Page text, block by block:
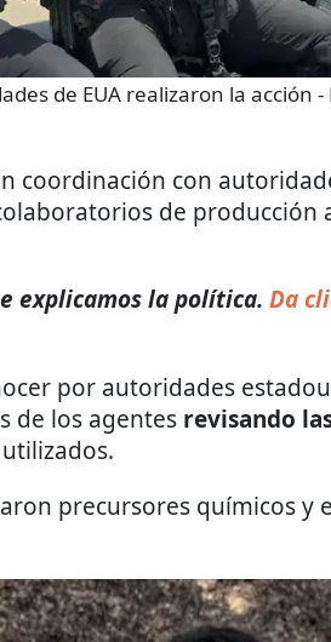
de EUA realizaron la acción -
coordinación con
de producción
explicamos la política. Da
por autoridades
de los agentes revisando
precursores químicos y